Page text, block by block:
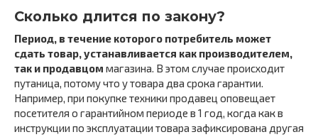
Сколько длится по закону?
Период, в течение которого потребитель может
сдать товар, устанавливается как производителем,
так и продавцом магазина. В этом случае происходит
путаница, потому что у товара два срока гарантии.
Например, при покупке техники продавец оповещает
посетителя о гарантийном периоде в 1 год, когда как в
инструкции по эксплуатации товара зафиксирована другая